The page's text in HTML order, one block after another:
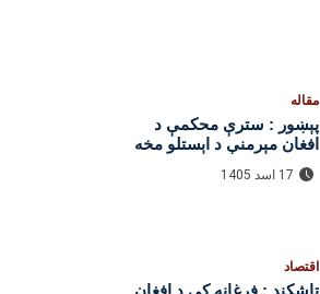
مقاله
پېښور : سترې محکمې د
افغان مېرمنې د اېستلو مخه
ونیوله؛ د تابعیت ورکولو امر
17 اسد 1405
اقتصاد
تاشکند : فرغانه کې د افغان